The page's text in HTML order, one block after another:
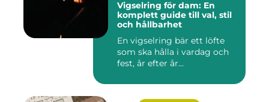
Vigselring för dam: En
komplett guide till val, stil
och hållbarhet
En vigselring bär ett löfte
som ska hålla i vardag och
fest, år efter år...